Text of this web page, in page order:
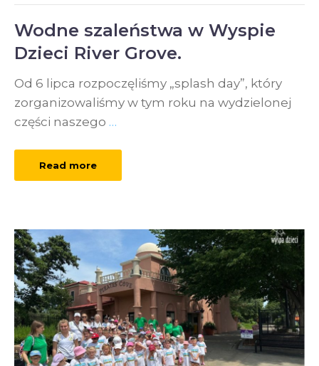
Wodne szaleństwa w Wyspie
Dzieci River Grove.
Od 6 lipca rozpoczęliśmy „splash day”, który
zorganizowaliśmy w tym roku na wydzielonej
części naszego …
Read more